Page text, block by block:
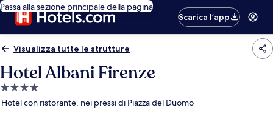
Passa alla sezione principale della pagina
Scarica l’app
Visualizza tutte le strutture
Hotel Albani Firenze
Struttura
aHotel con ristorante, nei pressi di Piazza del Duomo